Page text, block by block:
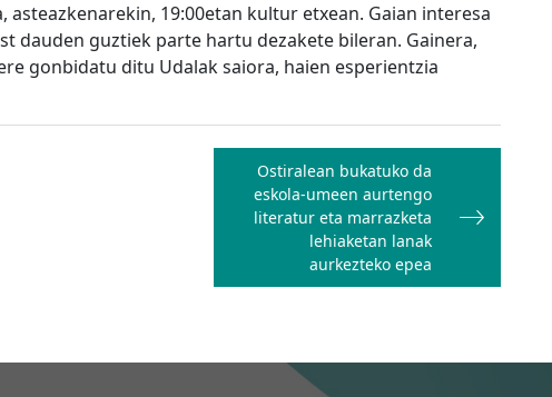
19:00etan kultur etxean. Gaian interesa
dauden guztiek parte hartu dezakete bileran. Gainera,
gonbidatu ditu Udalak saiora, haien esperientzia
Ostiralean bukatuko da
eskola-umeen aurtengo
literatur eta marrazketa
lehiaketan lanak
aurkezteko epea